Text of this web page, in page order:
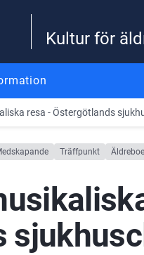
Kultur för
resa - Östergötlands
Träffpunkt